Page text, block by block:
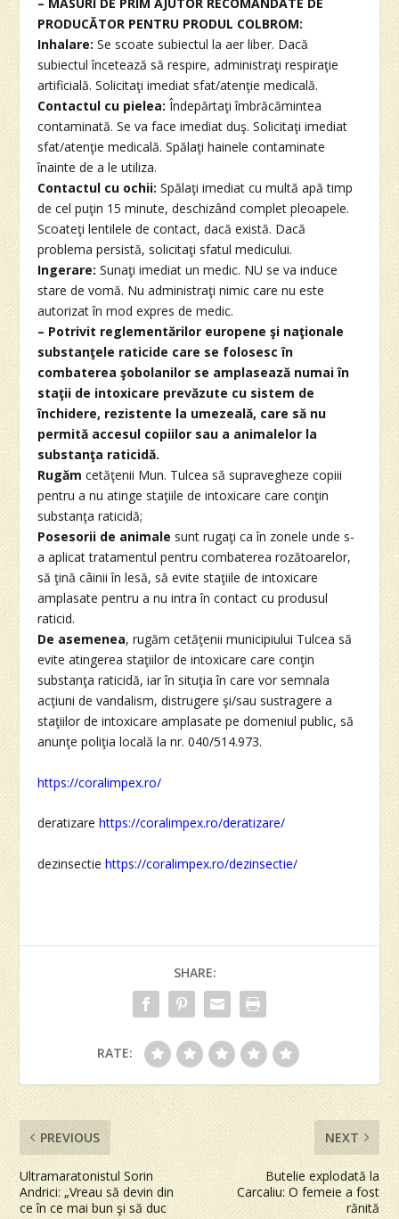
– MĂSURI DE PRIM AJUTOR RECOMANDATE DE
PRODUCĂTOR PENTRU PRODUL COLBROM:
Inhalare: Se scoate subiectul la aer liber. Dacă
subiectul încetează să respire, administraţi respiraţie
artificială. Solicitaţi imediat sfat/atenţie medicală.
Contactul cu pielea: Îndepărtaţi îmbrăcămintea
contaminată. Se va face imediat duş. Solicitaţi imediat
sfat/atenţie medicală. Spălaţi hainele contaminate
înainte de a le utiliza.
Contactul cu ochii: Spălaţi imediat cu multă apă timp
de cel puţin 15 minute, deschizând complet pleoapele.
Scoateţi lentilele de contact, dacă există. Dacă
problema persistă, solicitaţi sfatul medicului.
Ingerare: Sunaţi imediat un medic. NU se va induce
stare de vomă. Nu administraţi nimic care nu este
autorizat în mod expres de medic.
– Potrivit reglementărilor europene şi naţionale
substanţele raticide care se folosesc în
combaterea şobolanilor se amplasează numai în
staţii de intoxicare prevăzute cu sistem de
închidere, rezistente la umezeală, care să nu
permită accesul copiilor sau a animalelor la
substanţa raticidă.
Rugăm cetăţenii Mun. Tulcea să supravegheze copiii
pentru a nu atinge staţiile de intoxicare care conţin
substanţa raticidă;
Posesorii de animale sunt rugaţi ca în zonele unde s-
a aplicat tratamentul pentru combaterea rozătoarelor,
să ţină câinii în lesă, să evite staţiile de intoxicare
amplasate pentru a nu intra în contact cu produsul
raticid.
De asemenea, rugăm cetăţenii municipiului Tulcea să
evite atingerea staţiilor de intoxicare care conţin
substanţa raticidă, iar în situţia în care vor semnala
acţiuni de vandalism, distrugere şi/sau sustragere a
staţiilor de intoxicare amplasate pe domeniul public, să
anunţe poliţia locală la nr. 040/514.973.
https://coralimpex.ro/
deratizarehttps://coralimpex.ro/deratizare/
dezinsectiehttps://coralimpex.ro/dezinsectie/
SHARE:
RATE:
PREVIOUS
Ultramaratonistul Sorin
Andrici: „Vreau să devin din
ce în ce mai bun şi să duc
NEXT
Butelie explodată la
Carcaliu: O femeie a fost
rănită